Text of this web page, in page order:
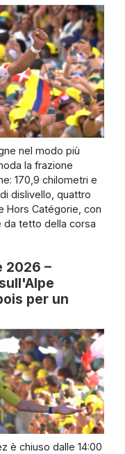
nel modo più
la frazione
170,9 chilometri e
dislivello, quattro
Hors Catégorie, con
da tetto della corsa
2026 –
per un
è chiuso dalle 14:00